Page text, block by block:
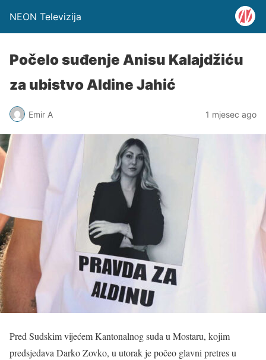
NEON Televizija
Počelo suđenje Anisu Kalajdžiću
za ubistvo Aldine Jahić
Emir A 1 mjesec ago
Pred Sudskim vijećem Kantonalnog suda u Mostaru, kojim
predsjedava Darko Zovko, u utorak je počeo glavni pretres u